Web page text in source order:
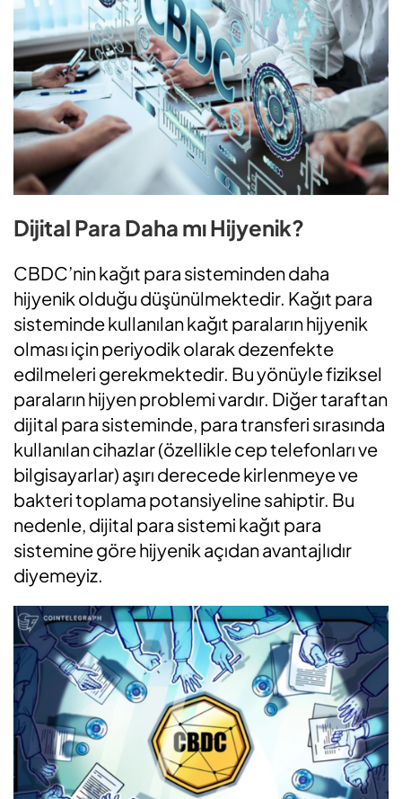
Dijital Para Daha mı Hijyenik?
CBDC’nin kağıt para sisteminden daha
hijyenik olduğu düşünülmektedir. Kağıt para
sisteminde kullanılan kağıt paraların hijyenik
olması için periyodik olarak dezenfekte
edilmeleri gerekmektedir. Bu yönüyle fiziksel
paraların hijyen problemi vardır. Diğer taraftan
dijital para sisteminde, para transferi sırasında
kullanılan cihazlar (özellikle cep telefonları ve
bilgisayarlar) aşırı derecede kirlenmeye ve
bakteri toplama potansiyeline sahiptir. Bu
nedenle, dijital para sistemi kağıt para
sistemine göre hijyenik açıdan avantajlıdır
diyemeyiz.